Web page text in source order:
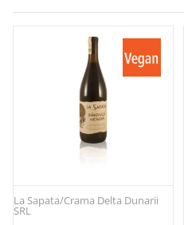
La Sapata/Crama Delta Dunarii
SRL